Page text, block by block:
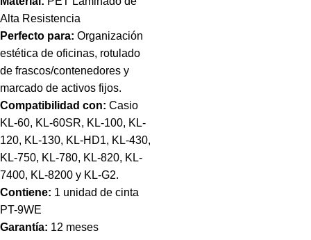
Alta Resistencia
Perfecto para: Organización
estética de oficinas, rotulado
de frascos/contenedores y
marcado de activos fijos.
Compatibilidad con: Casio
KL-60, KL-60SR, KL-100, KL-
120, KL-130, KL-HD1, KL-430,
KL-750, KL-780, KL-820, KL-
7400, KL-8200 y KL-G2.
Contiene: 1 unidad de cinta
PT-9WE
Garantía: 12 meses